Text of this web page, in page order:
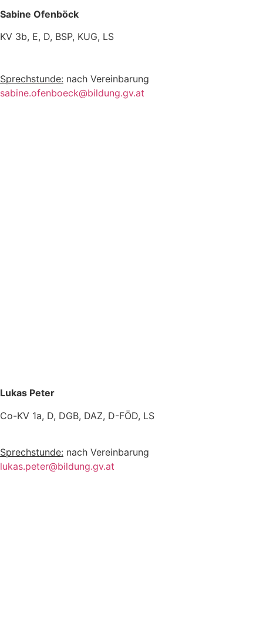
Sabine Ofenböck
KV 3b, E, D, BSP, KUG, LS
Sprechstunde: nach Vereinbarung
sabine.ofenboeck@bildung.gv.at
Lukas Peter
Co-KV 1a, D, DGB, DAZ, D-FÖD, LS
Sprechstunde: nach Vereinbarung
lukas.peter@bildung.gv.at